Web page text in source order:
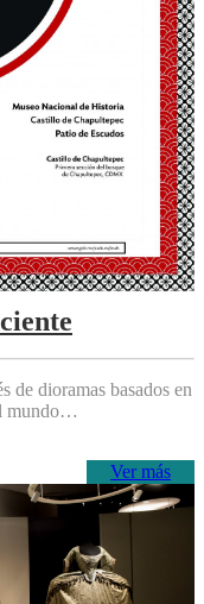
de dioramas basados en
mundo…
Ver más